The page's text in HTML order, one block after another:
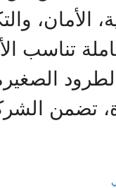
تناسب
الطرود
تضمن